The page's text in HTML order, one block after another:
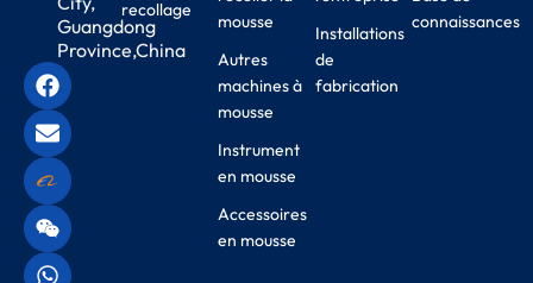
Guangdong
Province,China
recollage
mousse
Autres
machines à
mousse
Instrument
en mousse
Accessoires
en mousse
Installations
de
fabrication
connaissances